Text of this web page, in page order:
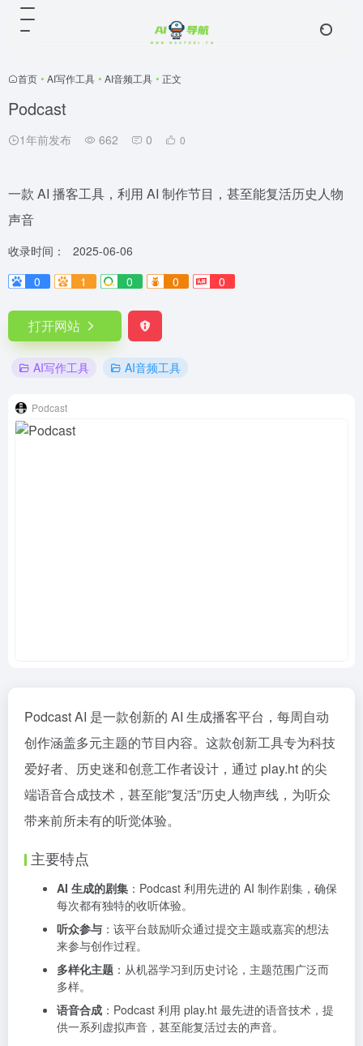
首页 • AI写作工具 • AI音频工具 • 正文
Podcast
1年前发布 662 0 0
一款 AI 播客工具，利用 AI 制作节目，甚至能复活历史人物
声音
收录时间：
2025-06-06
0
1 0 0 0
打开网站
AI写作工具 AI音频工具
Podcast
Podcast AI 是一款创新的 AI 生成播客平台，每周自动
创作涵盖多元主题的节目内容。这款创新工具专为科技
爱好者、历史迷和创意工作者设计，通过 play.ht 的尖
端语音合成技术，甚至能”复活”历史人物声线，为听众
带来前所未有的听觉体验。
主要特点
AI 生成的剧集 ：Podcast 利用先进的 AI 制作剧集，确保
每次都有独特的收听体验。
听众参与 ：该平台鼓励听众通过提交主题或嘉宾的想法
来参与创作过程。
多样化主题 ：从机器学习到历史讨论，主题范围广泛而
多样。
语音合成 ：Podcast 利用 play.ht 最先进的语音技术，提
供一系列虚拟声音，甚至能复活过去的声音。